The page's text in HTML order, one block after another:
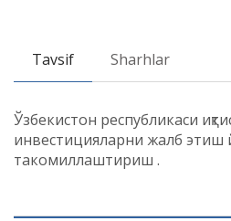
Tavsif Sharhlar
Ўзбекистон республикаси
инвестицияларни жалб
такомиллаштириш .